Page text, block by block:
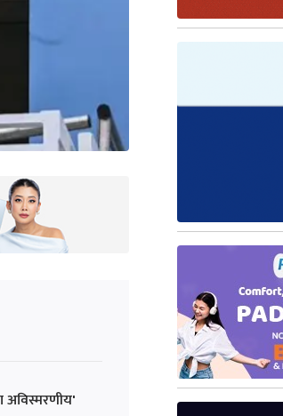
अविस्मरणीय'